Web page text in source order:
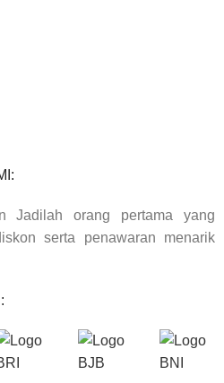
Jadilah orang pertama yang
serta penawaran menarik